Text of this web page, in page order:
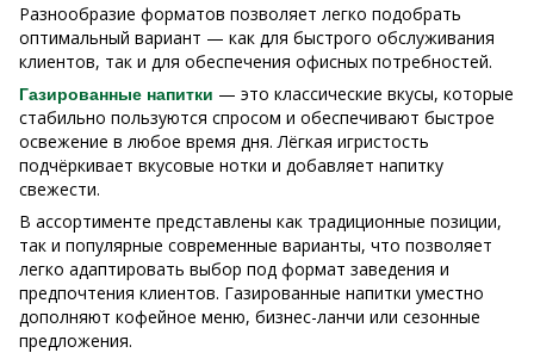
Разнообразие форматов позволяет легко подобрать
оптимальный вариант — как для быстрого обслуживания
клиентов, так и для обеспечения офисных потребностей.
Газированные напитки — это классические вкусы, которые
стабильно пользуются спросом и обеспечивают быстрое
освежение в любое время дня. Лёгкая игристость
подчёркивает вкусовые нотки и добавляет напитку
свежести.
В ассортименте представлены как традиционные позиции,
так и популярные современные варианты, что позволяет
легко адаптировать выбор под формат заведения и
предпочтения клиентов. Газированные напитки уместно
дополняют кофейное меню, бизнес-ланчи или сезонные
предложения.